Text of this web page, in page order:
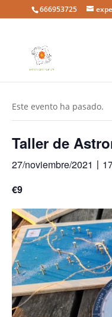
666953725
Este evento ha pasado.
Taller de
27/noviembre/2021〡
€9